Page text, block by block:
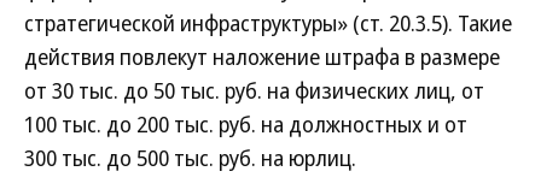
стратегической инфраструктуры» (ст. 20.3.5). Такие
действия повлекут наложение штрафа в размере
от 30 тыс. до 50 тыс. руб. на физических лиц, от
100 тыс. до 200 тыс. руб. на должностных и от
300 тыс. до 500 тыс. руб. на юрлиц.